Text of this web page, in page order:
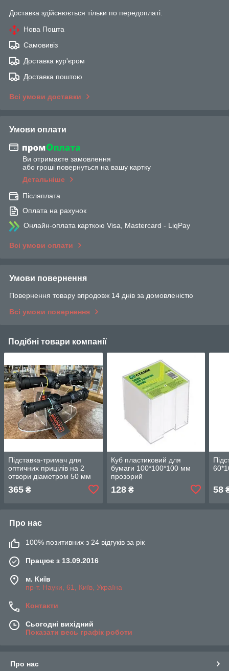
Доставка здійснюється тільки по передоплаті.
Нова Пошта
Самовивіз
Доставка кур'єром
Доставка поштою
Всі умови доставки
Умови оплати
Ви отримаєте замовлення
або гроші повернуться на вашу картку
Детальніше
Післяплата
Оплата на рахунок
Онлайн-оплата карткою Visa, Mastercard - LiqPay
Всі умови оплати
Умови повернення
Повернення товару впродовж 14 днів за домовленістю
Всі умови повернення
Подібні товари компанії
Підставка-тримач для
оптичних прицілів на 2
отвори діаметром 50 мм
365 ₴
Куб пластиковий для
бумаги 100*100*100 мм
прозорий
128₴ 58
Про нас
100% позитивних з 24 відгуків за рік
Працює з 13.09.2016
м. Київ
пр-т. Науки, 61, Київ, Україна
Контакти
Сьогодні вихідний
Показати весь графік роботи
Про нас